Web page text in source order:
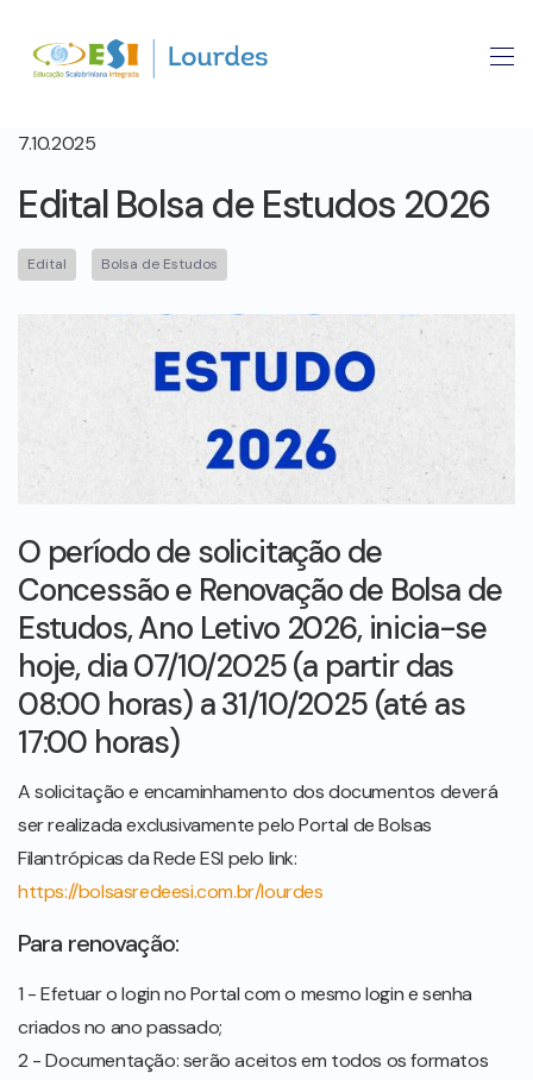
7.10.2025
Edital Bolsa de Estudos 2026
Edital Bolsa de Estudos
O período de solicitação de
Concessão e Renovação de Bolsa de
Estudos, Ano Letivo 2026, inicia-se
hoje, dia 07/10/2025 (a partir das
08:00 horas) a 31/10/2025 (até as
17:00 horas)
A solicitação e encaminhamento dos documentos deverá
ser realizada exclusivamente pelo Portal de Bolsas
Filantrópicas da Rede ESI pelo link:
https://bolsasredeesi.com.br/lourdes
Para renovação:
1 - Efetuar o login no Portal com o mesmo login e senha
criados no ano passado;
2 - Documentação: serão aceitos em todos os formatos